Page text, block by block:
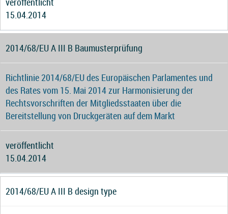
15.04.2014
2014/68/EU A III B Baumusterprüfung
Richtlinie 2014/68/EU des Europäischen Parlamentes und
des Rates vom 15. Mai 2014 zur Harmonisierung der
Rechtsvorschriften der Mitgliedsstaaten über die
Bereitstellung von Druckgeräten auf dem Markt
veröffentlicht
15.04.2014
2014/68/EU A III B design type